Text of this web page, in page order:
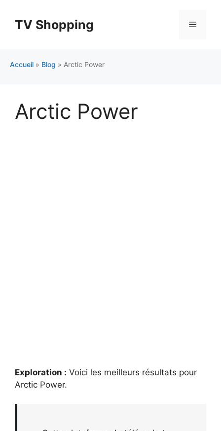
contenuTV Shopping Menu
Accueil » Blog » Arctic Power
Arctic Power
Exploration : Voici les meilleurs résultats pour
Arctic Power.